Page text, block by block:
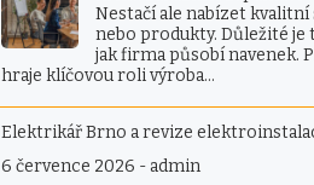
Nestačí ale nabízet kvalitní
nebo produkty. Důležité je
jak firma působí navenek.
hraje klíčovou roli výroba…
Elektrikář Brno a revize
6 července 2026 - admin